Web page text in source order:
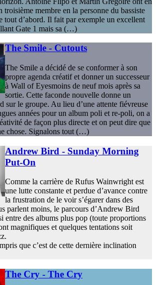
troisième membre en la personne du bassiste
tout d’abord. Il fait par exemple un excellent
Gate 1 mais sa (…)
The Smile - Cutouts
The Smile a décidé de se conformer à son
propre agenda créatif et donner un successeur
à Wall of Eyesmoins de neuf mois après sa
sortie. Cette faconde nouvelle donne un
sur le groupe. Au lieu d’une attente fiévreuse
années pour un album poli et re-poli, on a
de façon plus directe et on peut dire que
chose. Signalons tout (…)
Andrew Bird - Sunday Morning
Put-On
Comme la carrière de Rufus Wainwright est
une lutte constante et perdue d’avance contre
la frustration de le voir s’égarer dans des
parlent moins, le parcours d’Andrew Bird
entre des albums plus pop (toute proportions
magnifiques et quelques tentations soit
que c’est de cette dernière inclination
The Cry - The Cry